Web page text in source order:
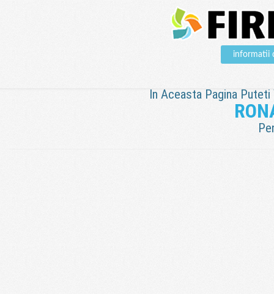
informatii
In Aceasta Pagina